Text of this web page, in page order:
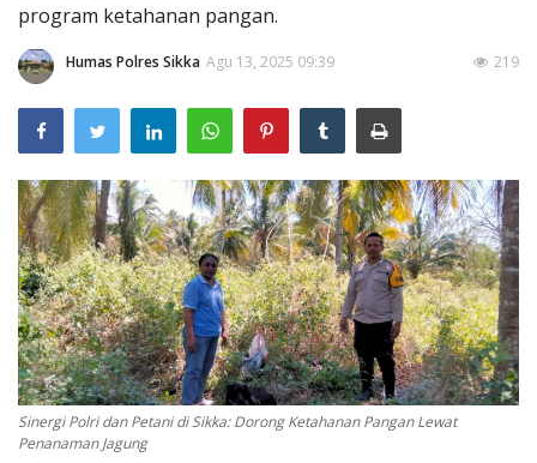
Giat Ops
program ketahanan pangan.
Humas Polres Sikka Agu 13, 2025 09:39 219
Sinergi Polri dan Petani di Sikka: Dorong Ketahanan Pangan Lewat
Penanaman Jagung